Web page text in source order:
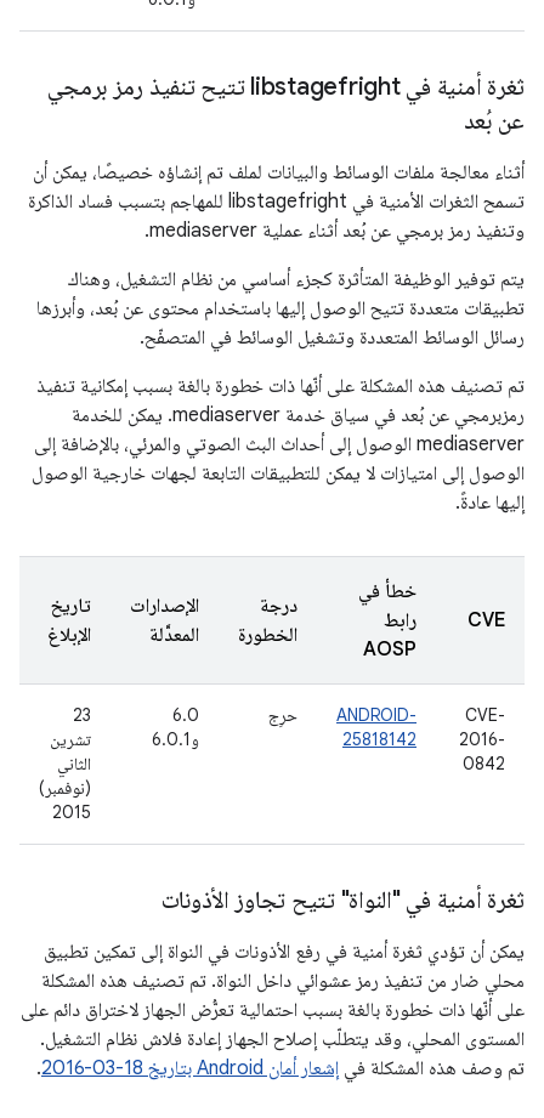
ثغرة أمنية في libstagefright تتيح تنفيذ رمز برمجي
عن بُعد
أثناء معالجة ملفات الوسائط والبيانات لملف تم إنشاؤه خصيصًا، يمكن أن
تسمح الثغرات الأمنية في libstagefright للمهاجم بتسبب فساد الذاكرة
وتنفيذ رمز برمجي عن بُعد أثناء عملية mediaserver.
يتم توفير الوظيفة المتأثرة كجزء أساسي من نظام التشغيل، وهناك
تطبيقات متعددة تتيح الوصول إليها باستخدام محتوى عن بُعد، وأبرزها
رسائل الوسائط المتعددة وتشغيل الوسائط في المتصفّح.
تم تصنيف هذه المشكلة على أنّها ذات خطورة بالغة بسبب إمكانية تنفيذ
رمزبرمجي عن بُعد في سياق خدمة mediaserver. يمكن للخدمة
mediaserver الوصول إلى أحداث البث الصوتي والمرئي، بالإضافة إلى
الوصول إلى امتيازات لا يمكن للتطبيقات التابعة لجهات خارجية الوصول
إليها عادةً.
CVE
خطأ في
رابط
AOSP
درجة
الخطورة
الإصدارات
المعدَّلة
تاريخ
الإبلاغ
CVE-
2016-
0842
ANDROID-
25818142
حرِج
6.0
و6.0.1
23
تشرين
الثاني
(نوفمبر)
2015
ثغرة أمنية في "النواة" تتيح تجاوز الأذونات
يمكن أن تؤدي ثغرة أمنية في رفع الأذونات في النواة إلى تمكين تطبيق
محلي ضار من تنفيذ رمز عشوائي داخل النواة. تم تصنيف هذه المشكلة
على أنّها ذات خطورة بالغة بسبب احتمالية تعرُّض الجهاز لاختراق دائم على
المستوى المحلي، وقد يتطلّب إصلاح الجهاز إعادة فلاش نظام التشغيل.
تم وصف هذه المشكلة في إشعار أمان Android بتاريخ 18‏-03‏-2016 .